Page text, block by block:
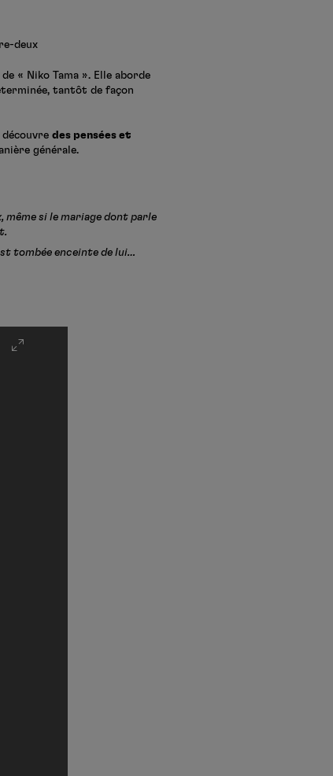
deux
« Niko Tama ». Elle aborde
tantôt de façon
des pensées et
générale.
même si le mariage dont parle
tombée enceinte de lui…